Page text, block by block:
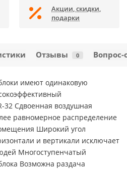
Акции, скидки,
подарки
Отзывы 0 Вопрос-
имеют одинаковую
32 Сдвоенная воздушная
равномерное распределение
Широкий угол
и вертикали исключает
Многоступенчатый
Возможна раздача